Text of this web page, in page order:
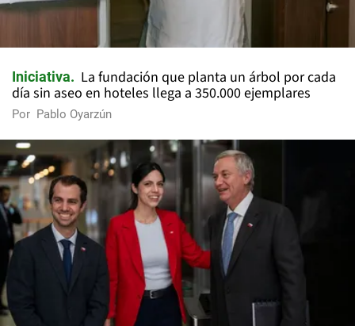
Iniciativa
La fundación que planta un árbol por cada
día sin aseo en hoteles llega a 350.000 ejemplares
Por Pablo Oyarzún